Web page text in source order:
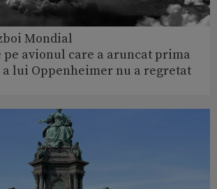
Mondial
pe avionul care a aruncat prima
a lui Oppenheimer nu a regretat